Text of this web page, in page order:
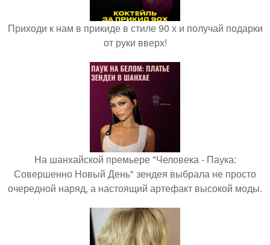
Приходи к нам в прикиде в стиле 90 х и получай подарки
от руки вверх!
На шанхайской премьере "Человека - Паука:
Совершенно Новый День" зендея выбрала не просто
очередной наряд, а настоящий артефакт высокой моды.